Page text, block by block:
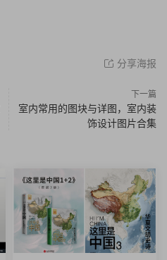
分享海报
下一篇
室内常用的图块与详图，室内装
饰设计图片合集